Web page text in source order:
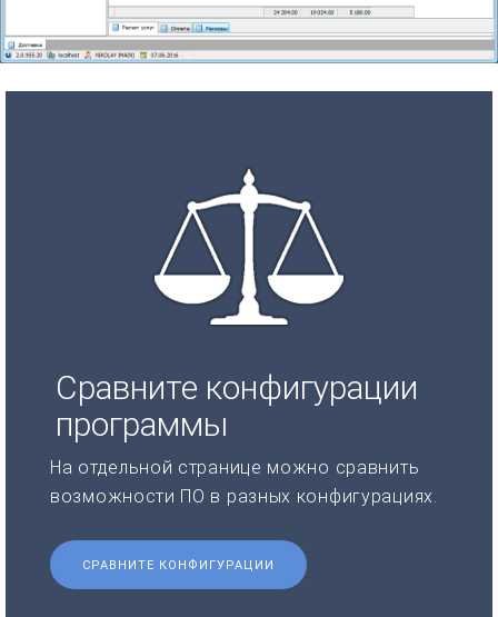
Сравните конфигурации
программы
На отдельной странице можно сравнить
возможности ПО в разных конфигурациях.
СРАВНИТЕ КОНФИГУРАЦИИ